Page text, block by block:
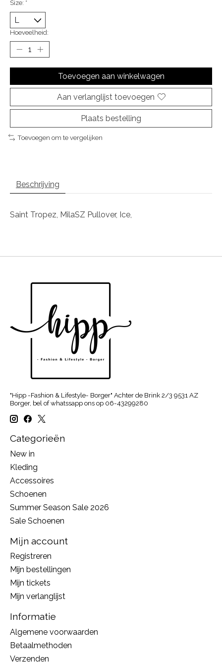
Size: *
Hoeveelheid:
Toevoegen aan winkelwagen
Aan verlanglijst toevoegen
Plaats bestelling
Toevoegen om te vergelijken
Beschrijving
Saint Tropez, MilaSZ Pullover, Ice,
"Hipp -Fashion & Lifestyle- Borger" Achter de Brink 2/3 9531 AZ
Borger, bel of whatssapp ons op 06-43299280
Categorieën
New in
Kleding
Accessoires
Schoenen
Summer Season Sale 2026
Sale Schoenen
Mijn account
Registreren
Mijn bestellingen
Mijn tickets
Mijn verlanglijst
Informatie
Algemene voorwaarden
Betaalmethoden
Verzenden